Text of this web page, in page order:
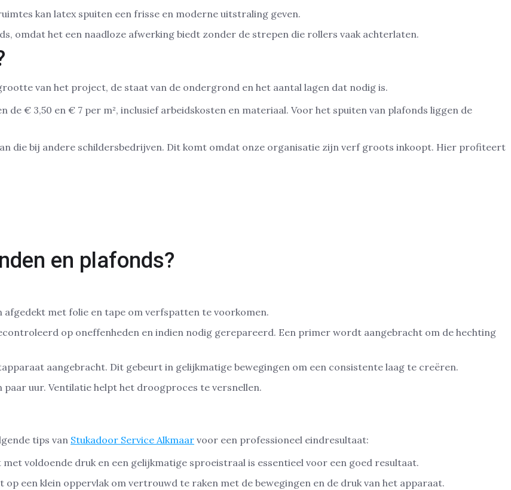
kan latex spuiten een frisse en moderne uitstraling geven.
omdat het een naadloze afwerking biedt zonder de strepen die rollers vaak achterlaten.
van het project, de staat van de ondergrond en het aantal lagen dat nodig is.
€ 3,50 en € 7 per m², inclusief arbeidskosten en materiaal. Voor het spuiten van plafonds liggen de
die bij andere schildersbedrijven. Dit komt omdat onze organisatie zijn verf groots inkoopt. Hier profiteert
en plafonds?
afgedekt met folie en tape om verfspatten te voorkomen.
op oneffenheden en indien nodig gerepareerd. Een primer wordt aangebracht om de hechting
aangebracht. Dit gebeurt in gelijkmatige bewegingen om een consistente laag te creëren.
uur. Ventilatie helpt het droogproces te versnellen.
tips van Stukadoor Service Alkmaar voor een professioneel eindresultaat:
voldoende druk en een gelijkmatige sproeistraal is essentieel voor een goed resultaat.
op een klein oppervlak om vertrouwd te raken met de bewegingen en de druk van het apparaat.